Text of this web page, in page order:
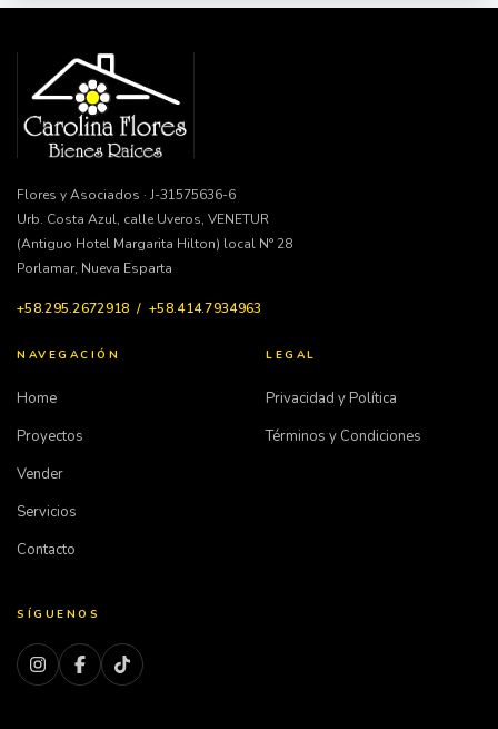
Flores y Asociados · J-31575636-6
Urb. Costa Azul, calle Uveros, VENETUR
(Antiguo Hotel Margarita Hilton) local N° 28
Porlamar, Nueva Esparta
+58.295.2672918 / +58.414.7934963
NAVEGACIÓN
Home
Proyectos
Vender
Servicios
Contacto
LEGAL
Privacidad y Política
Términos y Condiciones
SÍGUENOS